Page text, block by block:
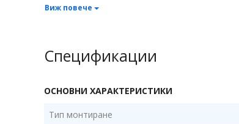
Виж повече
Спецификации
ОСНОВНИ ХАРАКТЕРИСТИКИ
Тип монтиране